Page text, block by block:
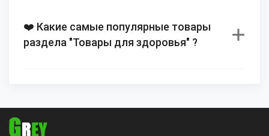
❤️ Какие самые популярные товары
раздела "Товары для здоровья" ?